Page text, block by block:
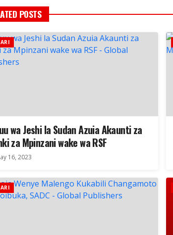
POSTS
wa Jeshi la Sudan Azuia Akaunti za
za Mpinzani wake wa RSF
16, 2023